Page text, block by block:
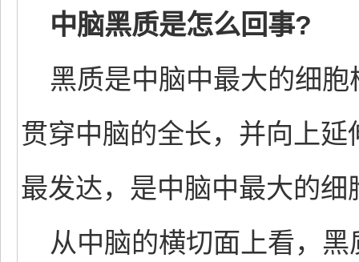
中脑黑质是怎么回事?
黑质是中脑中最大的细胞
贯穿中脑的全长，并向上
最发达，是中脑中最大的
从中脑的横切面上看，黑